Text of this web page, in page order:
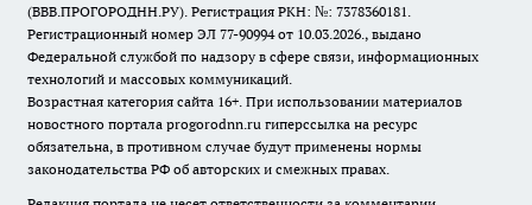
(ВВВ.ПРОГОРОДНН.РУ). Регистрация РКН: №: 7378360181.
Регистрационный номер ЭЛ 77-90994 от 10.03.2026., выдано
Федеральной службой по надзору в сфере связи, информационных
технологий и массовых коммуникаций.
Возрастная категория сайта 16+. При использовании материалов
новостного портала progorodnn.ru гиперссылка на ресурс
обязательна, в противном случае будут применены нормы
законодательства РФ об авторских и смежных правах.